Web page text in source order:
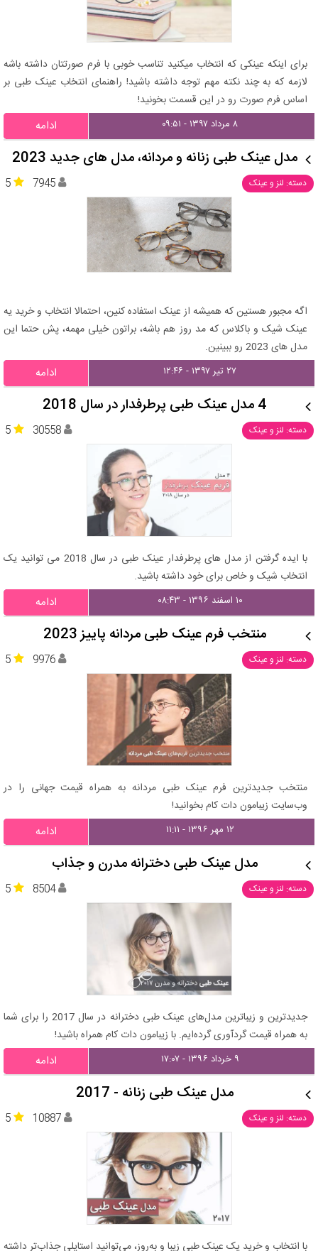
برای اینکه عینکی که انتخاب میکنید تناسب خوبی با فرم صورتتان داشته باشه
لازمه که به چند نکته مهم توجه داشته باشید! راهنمای انتخاب عینک طبی بر
اساس فرم صورت رو در این قسمت بخونید!
۸ مرداد ۱۳۹۷ - ۰۹:۵۱ ادامه
مدل عینک طبی زنانه و مردانه، مدل های جدید 2023
دسته: لنز و عینک 5 7945
اگه مجبور هستین که همیشه از عینک استفاده کنین، احتمالا انتخاب و خرید یه
عینک شیک و باکلاس که مد روز هم باشه، براتون خیلی مهمه، پش حتما این
مدل های 2023 رو ببینین.
۲۷ تیر ۱۳۹۷ - ۱۲:۴۶ ادامه
4 مدل عینک طبی پرطرفدار در سال 2018
دسته: لنز و عینک 5 30558
با ایده گرفتن از مدل های پرطرفدار عینک طبی در سال 2018 می توانید یک
انتخاب شیک و خاص برای خود داشته باشید.
۱۰ اسفند ۱۳۹۶ - ۰۸:۴۳ ادامه
منتخب فرم عینک طبی مردانه پاییز 2023
دسته: لنز و عینک 5 9976
منتخب جدیدترین فرم عینک طبی مردانه به همراه قیمت جهانی را در
وب‌سایت زیبامون دات کام بخوانید!
۱۲ مهر ۱۳۹۶ - ۱۱:۱۱ ادامه
مدل عینک طبی دخترانه مدرن و جذاب
دسته: لنز و عینک 5 8504
جدیدترین و زیباترین مدل‌های عینک طبی دخترانه در سال 2017 را برای شما
به همراه قیمت گردآوری گرده‌ایم. با زیبامون دات کام همراه باشید!
۹ خرداد ۱۳۹۶ - ۱۷:۰۷ ادامه
مدل عینک طبی زنانه - 2017
دسته: لنز و عینک 5 10887
با انتخاب و خرید یک عینک طبی زیبا و به‌روز، می‌توانید استایلی جذاب‌تر داشته